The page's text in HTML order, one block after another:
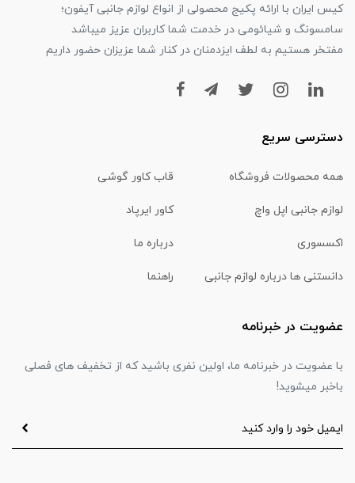
کیس ایران با ارائه پکیج محصولی از انواع لوازم جانبی آیفون؛
سامسونگ و شیائومی در خدمت شما کاربران عزیز میباشد
مفتخر هستیم به لطف ایزدمنان در کنار شما عزیزان حضور داریم
دسترسی سریع
همه محصولات فروشگاه قاب کاور گوشی
لوازم جانبی اپل واچ کاور ایرپاد
اکسسوری درباره ما
دانستنی ها درباره لوازم جانبی راهنما
عضویت در خبرنامه
با عضویت در خبرنامه ما، اولین نفری باشید که از تخفیف های فصلی
باخبر میشوید!